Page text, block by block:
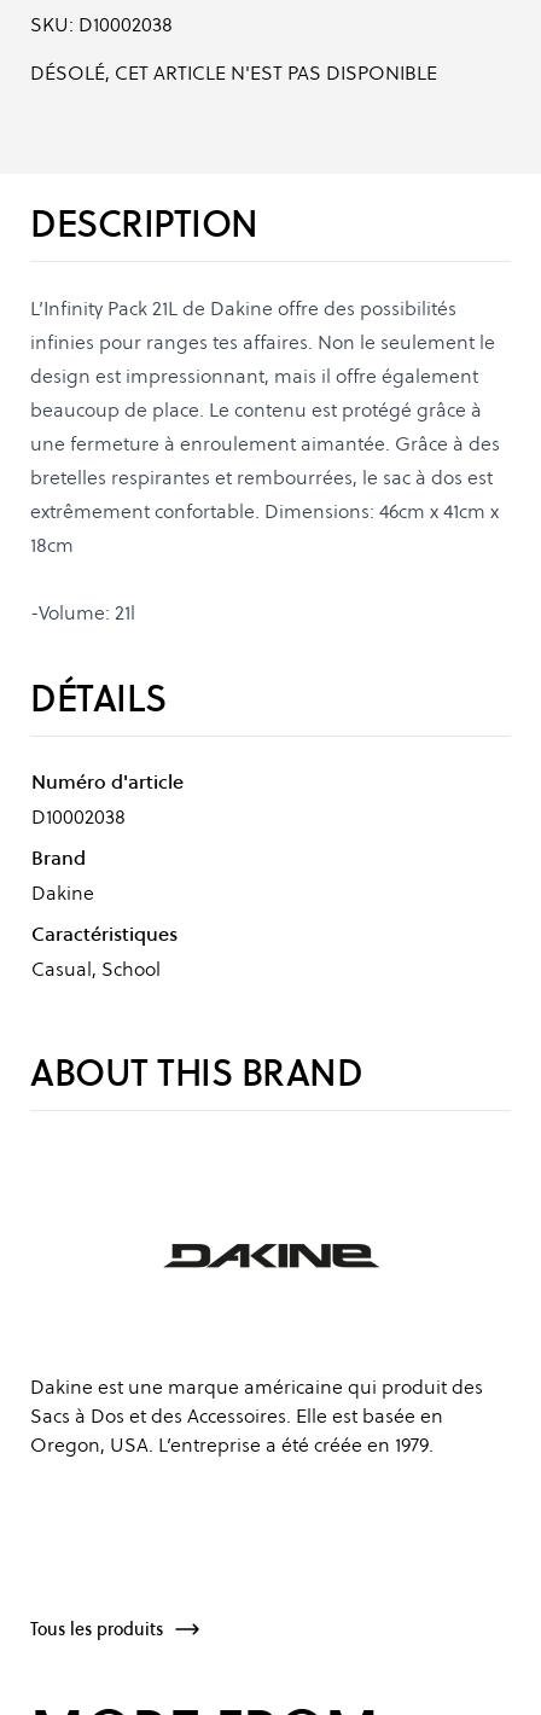
SKU: D10002038
DÉSOLÉ, CET ARTICLE N'EST PAS DISPONIBLE
DESCRIPTION
L’Infinity Pack 21L de Dakine offre des possibilités
infinies pour ranges tes affaires. Non le seulement le
design est impressionnant, mais il offre également
beaucoup de place. Le contenu est protégé grâce à
une fermeture à enroulement aimantée. Grâce à des
bretelles respirantes et rembourrées, le sac à dos est
extrêmement confortable. Dimensions: 46cm x 41cm x
18cm
-Volume: 21l
DÉTAILS
Numéro d'article
D10002038
Brand
Dakine
Caractéristiques
Casual, School
ABOUT THIS BRAND
Dakine est une marque américaine qui produit des
Sacs à Dos et des Accessoires. Elle est basée en
Oregon, USA. L’entreprise a été créée en 1979.
Tous les produits